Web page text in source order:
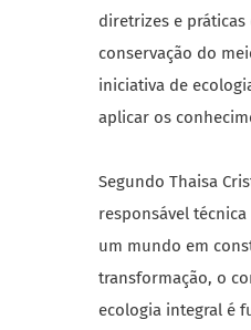
diretrizes e práticas
conservação do
iniciativa de
aplicar os
Segundo Thaisa
responsável
um mundo em
transformação, o
ecologia integral é